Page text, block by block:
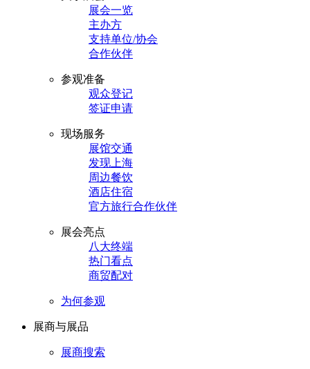
展会一览
主办方
支持单位/协会
合作伙伴
参观准备
观众登记
签证申请
现场服务
展馆交通
发现上海
周边餐饮
酒店住宿
官方旅行合作伙伴
展会亮点
八大终端
热门看点
商贸配对
为何参观
展商与展品
展商搜索